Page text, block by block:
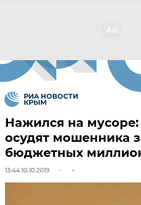
Нажился на
осудят мошенника
бюджетных
13:44 10.10.2019